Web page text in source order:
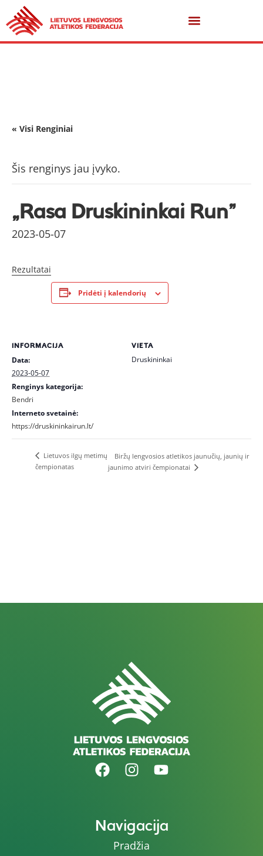
« Visi Renginiai
Šis renginys jau įvyko.
„Rasa Druskininkai Run”
2023-05-07
Rezultatai
Pridėti į kalendorių
INFORMACIJA
Data:
2023-05-07
Renginys kategorija:
Bendri
Interneto svetainė:
https://druskininkairun.lt/
VIETA
Druskininkai
Lietuvos ilgų metimų
čempionatas
Biržų lengvosios atletikos jaunučių, jaunių ir
jaunimo atviri čempionatai
Navigacija
Pradžia